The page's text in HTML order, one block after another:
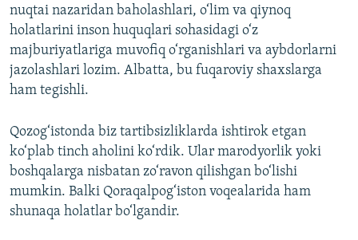
nuqtai nazaridan baholashlari, o‘lim va qiynoq
holatlarini inson huquqlari sohasidagi o‘z
majburiyatlariga muvofiq o‘rganishlari va aybdorlarni
jazolashlari lozim. Albatta, bu fuqaroviy shaxslarga
ham tegishli.
Qozog‘istonda biz tartibsizliklarda ishtirok etgan
ko‘plab tinch aholini ko‘rdik. Ular marodyorlik yoki
boshqalarga nisbatan zo‘ravon qilishgan bo‘lishi
mumkin. Balki Qoraqalpog‘iston voqealarida ham
shunaqa holatlar bo‘lgandir.